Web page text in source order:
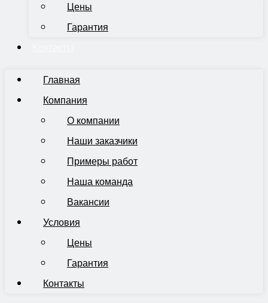
Цены
Гарантия
Главная
Компания
О компании
Наши заказчики
Примеры работ
Наша команда
Вакансии
Условия
Цены
Гарантия
Контакты